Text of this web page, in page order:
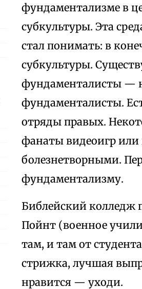
фундаментализме в
субкультуры. Эта
стал понимать: в
субкультуры.
фундаменталисты —
фундаменталисты.
отряды правых.
фанаты видеоигр или
болезнетворными.
фундаментализму.
Библейский колледж
Пойнт (военное
там, и там от
стрижка, лучшая
нравится — уходи.